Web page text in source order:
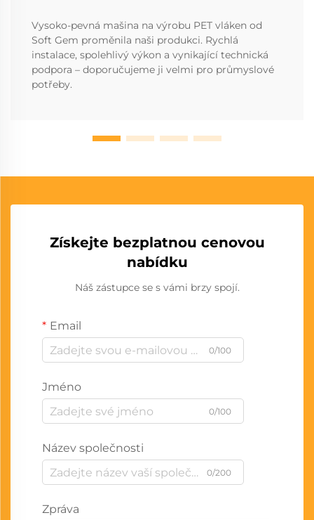
Vysoko-pevná mašina na výrobu PET vláken od
Soft Gem proměnila naši produkci. Rychlá
instalace, spolehlivý výkon a vynikající technická
podpora – doporučujeme ji velmi pro průmyslové
potřeby.
Získejte bezplatnou cenovou
nabídku
Náš zástupce se s vámi brzy spojí.
Email
0/100
Jméno
0/100
Název společnosti
0/200
Zpráva